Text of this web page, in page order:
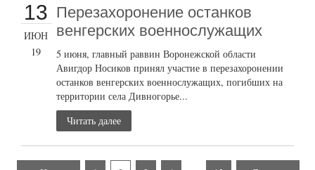
13
ИЮН
19
Перезахоронение останков
венгерских военнослужащих
5 июня, главный раввин Воронежской области
Авигдор Носиков принял участие в перезахоронении
останков венгерских военнослужащих, погибших на
территории села Дивногорье...
Читать далее